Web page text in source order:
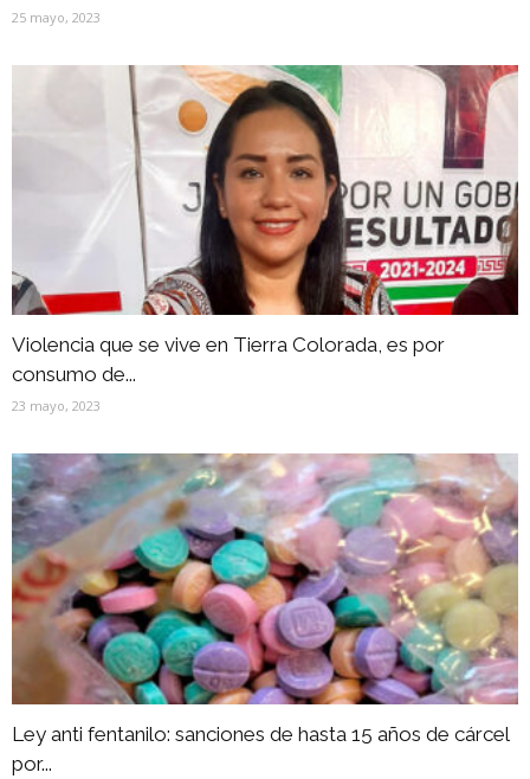
25 mayo, 2023
Violencia que se vive en Tierra Colorada, es por
consumo de...
23 mayo, 2023
Ley anti fentanilo: sanciones de hasta 15 años de cárcel
por...